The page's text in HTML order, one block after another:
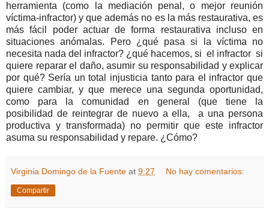
herramienta (como la mediación penal, o mejor reunión
víctima-infractor) y que además no es la más restaurativa, es
más fácil poder actuar de forma restaurativa incluso en
situaciones anómalas. Pero ¿qué pasa si la víctima no
necesita nada del infractor? ¿qué hacemos, si el infractor si
quiere reparar el daño, asumir su responsabilidad y explicar
por qué? Sería un total injusticia tanto para el infractor que
quiere cambiar, y que merece una segunda oportunidad,
como para la comunidad en general (que tiene la
posibilidad de reintegrar de nuevo a ella, a una persona
productiva y transformada) no permitir que este infractor
asuma su responsabilidad y repare. ¿Cómo?
Virginia Domingo de la Fuente at 9:27 No hay comentarios:
Compartir